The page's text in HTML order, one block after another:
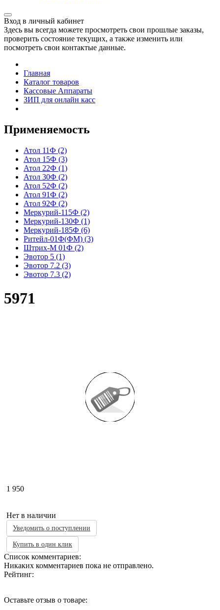
Вход в личный кабинет
Здесь вы всегда можете просмотреть свои прошлые заказы,
проверить состояние текущих, а также изменить или
посмотреть свои контактые данные.
Главная
Каталог товаров
Кассовые Аппараты
ЗИП для онлайн касс
Применяемость
Атол 11Ф (2)
Атол 15Ф (3)
Атол 22Ф (1)
Атол 30Ф (2)
Атол 52Ф (2)
Атол 91Ф (2)
Атол 92Ф (2)
Меркурий-115Ф (2)
Меркурий-130Ф (1)
Меркурий-185Ф (6)
Ритейл-01Ф(ФМ) (3)
Штрих-М 01Ф (2)
Эвотор 5 (1)
Эвотор 7.2 (3)
Эвотор 7.3 (2)
5971
1 950
Нет в наличии
Уведомить о поступлении
Купить в один клик
Список комментариев:
Никаких комментариев пока не отправлено.
Рейтинг:
Оставьте отзыв о товаре: